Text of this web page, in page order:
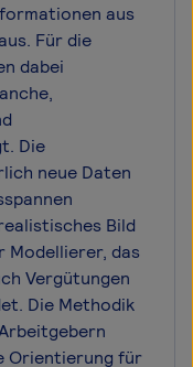
aus
Für die
dabei
Die
neue Daten
Bild
das
Vergütungen
Die Methodik
Orientierung für